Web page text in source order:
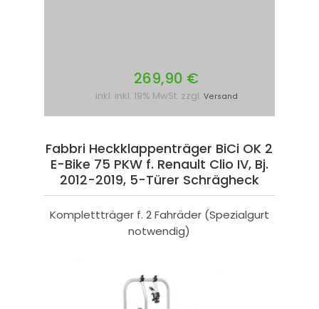
269,90 €
inkl. inkl. 19% MwSt. zzgl. Versand
Fabbri Heckklappenträger BiCi OK 2
E-Bike 75 PKW f. Renault Clio IV, Bj.
2012-2019, 5-Türer Schrägheck
Komplettträger f. 2 Fahräder (Spezialgurt
notwendig)